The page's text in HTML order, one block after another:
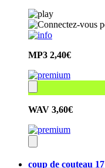
MP3 2,40€
WAV 3,60€
coup de couteau 17